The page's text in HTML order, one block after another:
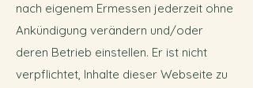
nach eigenem Ermessen jederzeit ohne
Ankündigung verändern und/oder
deren Betrieb einstellen. Er ist nicht
verpflichtet, Inhalte dieser Webseite zu